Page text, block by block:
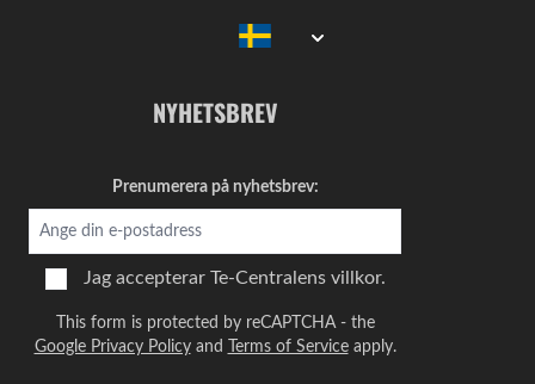
NYHETSBREV
Prenumerera på nyhetsbrev:
Jag accepterar Te-Centralens villkor.
This form is protected by reCAPTCHA - the
Google Privacy Policyand Terms of Serviceapply.